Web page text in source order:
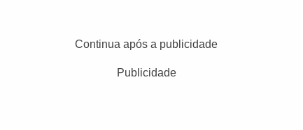
Continua após a publicidade
Publicidade